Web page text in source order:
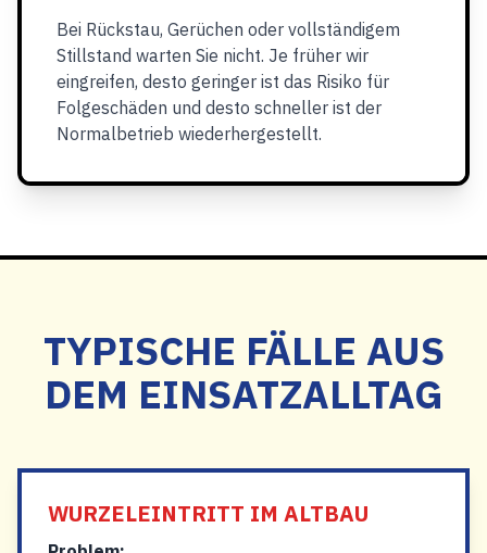
Bei Rückstau, Gerüchen oder vollständigem
Stillstand warten Sie nicht. Je früher wir
eingreifen, desto geringer ist das Risiko für
Folgeschäden und desto schneller ist der
Normalbetrieb wiederhergestellt.
TYPISCHE FÄLLE AUS
DEM EINSATZALLTAG
WURZELEINTRITT IM ALTBAU